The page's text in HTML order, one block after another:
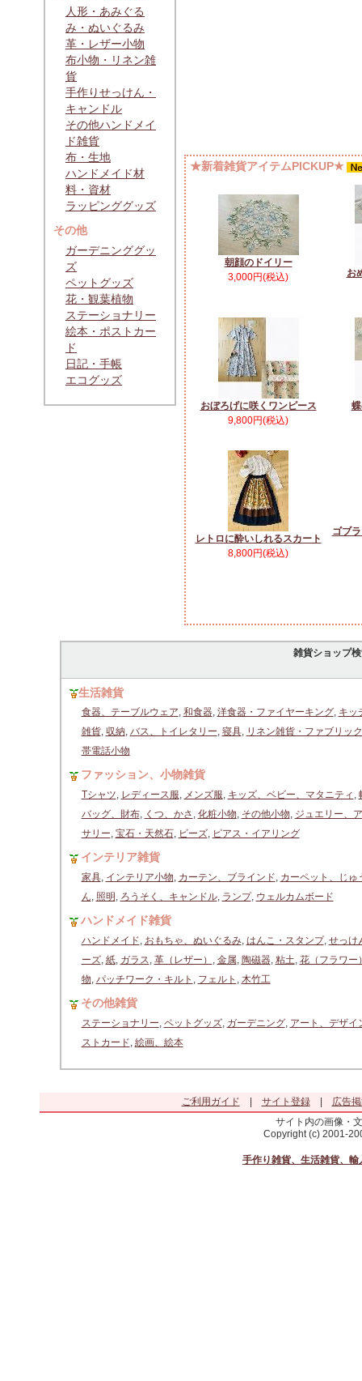
人形・あみぐる
み・ぬいぐるみ
革・レザー小物
布小物・リネン雑
貨
手作りせっけん・
キャンドル
その他ハンドメイ
ド雑貨
布・生地
ハンドメイド材
料・資材
ラッピンググッズ
その他
ガーデニンググッ
ズ
ペットグッズ
花・観葉植物
ステーショナリー
絵本・ポストカー
ド
日記・手帳
エコグッズ
★新着雑貨アイテムPICKUP★
朝顔のドイリー
3,000円(税込)
お
おぼろげに咲くワンピース
9,800円(税込)
レトロに酔いしれるスカート
8,800円(税込)
ゴブ
雑貨ショップ
生活雑貨
食器、テーブルウェア, 和食器, 洋食器・ファイヤーキング, キッ
雑貨, 収納, バス、トイレタリー, 寝具, リネン雑貨・ファブリック
帯電話小物
ファッション、小物雑貨
Tシャツ, レディース服, メンズ服, キッズ、ベビー、マタニティ ,
バッグ、財布, くつ、かさ , 化粧小物, その他小物, ジュエリー、
サリー, 宝石・天然石, ビーズ, ピアス・イアリング
インテリア雑貨
家具, インテリア小物, カーテン、ブラインド, カーペット、じゅ
ん, 照明 , ろうそく、キャンドル, ランプ, ウェルカムボード
ハンドメイド雑貨
ハンドメイド, おもちゃ、ぬいぐるみ, はんこ・スタンプ, せっけ
ーズ, 紙, ガラス, 革（レザー） , 金属, 陶磁器, 粘土, 花（フラワー
物, パッチワーク・キルト , フェルト , 木竹工
その他雑貨
ステーショナリー, ペットグッズ, ガーデニング, アート、デザイ
ストカード, 絵画、絵本
ご利用ガイド サイト登録|
広告
サイト内の画像・
Copyright (c) 2001-
手作り雑貨、生活雑貨、